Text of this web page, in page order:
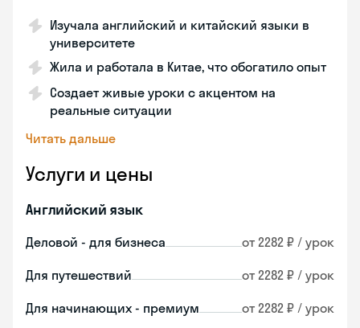
Изучала английский и китайский языки в
университете
Жила и работала в Китае, что обогатило опыт
Создает живые уроки с акцентом на
реальные ситуации
Читать дальше
Услуги и цены
Английский язык
Деловой - для бизнеса от 2282 ₽ / урок
Для путешествий от 2282 ₽ / урок
Для начинающих - премиум от 2282 ₽ / урок